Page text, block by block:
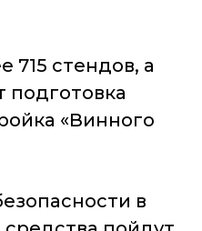
стендов, а
подготовка
«Винного
в